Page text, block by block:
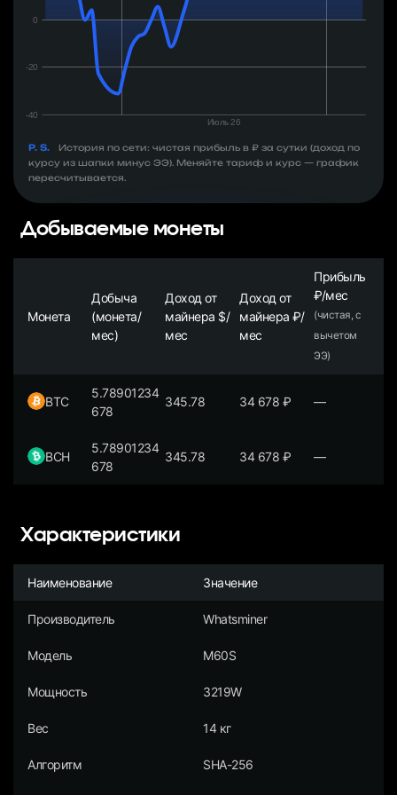
P. S.
История по сети: чистая прибыль в ₽ за сутки (доход по
курсу из шапки минус ЭЭ). Меняйте тариф и курс — график
пересчитывается.
Добываемые монеты
Монета
Добыча
(монета/
мес)
Доход от
майнера $/
мес
Доход от
майнера ₽/
мес
Прибыль
₽/мес
(чистая, с
вычетом
ЭЭ)
BTC
5.78901234
678
345.78 34 678 ₽ —
BCH
5.78901234
678
345.78 34 678 ₽ —
Характеристики
Наименование Значение
Производитель Whatsminer
Модель M60S
Мощность 3219W
Вес 14 кг
Алгоритм SHA-256